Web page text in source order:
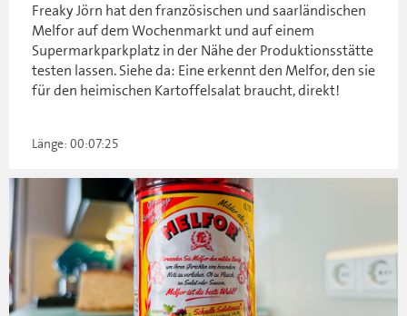
Freaky Jörn hat den französischen und saarländischen
Melfor auf dem Wochenmarkt und auf einem
Supermarkparkplatz in der Nähe der Produktionsstätte
testen lassen. Siehe da: Eine erkennt den Melfor, den sie
für den heimischen Kartoffelsalat braucht, direkt!
Länge: 00:07:25